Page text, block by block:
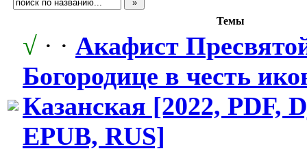
Темы
√ · · Акафист
Богородице в честь
Казанская [2022, PDF,
EPUB, RUS]